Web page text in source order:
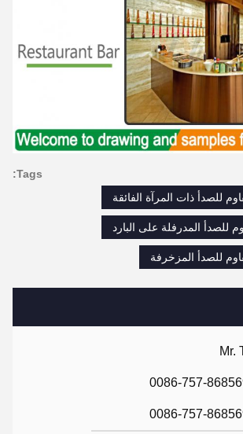
Mr.
0086-757-
0086-757-
Tags:
للصدأ ذات المرآة الفائقة
للصدأ المدرفلة على البارد
للصدأ المزخرفة